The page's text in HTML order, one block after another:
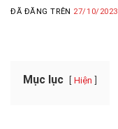
ĐÃ ĐĂNG TRÊN 27/10/2023
Mục lục Hiện